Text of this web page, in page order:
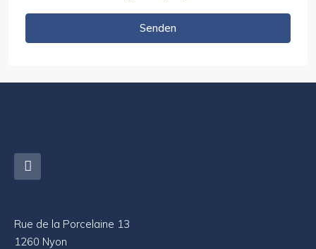
Senden
Rue de la Porcelaine 13
1260 Nyon